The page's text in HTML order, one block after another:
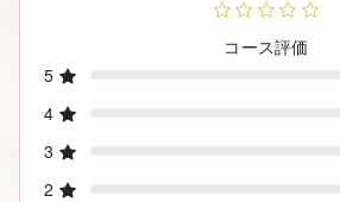
コース評価
5
4
3
2